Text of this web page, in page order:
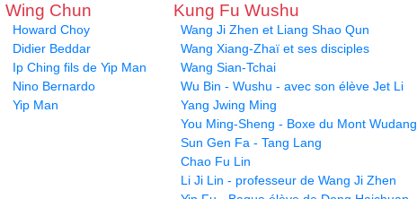
Wing Chun
Howard Choy
Didier Beddar
Ip Ching fils de Yip Man
Nino Bernardo
Yip Man
Kung Fu Wushu
Wang Ji Zhen et Liang Shao Qun
Wang Xiang-Zhaï et ses disciples
Wang Sian-Tchai
Wu Bin - Wushu - avec son élève Jet Li
Yang Jwing Ming
You Ming-Sheng - Boxe du Mont Wudang
Sun Gen Fa - Tang Lang
Chao Fu Lin
Li Ji Lin - professeur de Wang Ji Zhen